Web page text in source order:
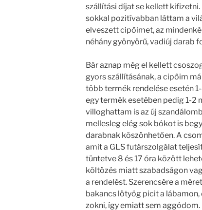
szállítási díjat se kellett
sokkal pozitívabban láttam a
elveszett cipőimet, az
néhány gyönyörű, vadiúj darab
Bár aznap még el kellett
gyors szállításának, a cipőim
több termék rendelése esetén
egy termék esetében pedig 1-2
villoghattam is az új
mellesleg elég sok bókot is
darabnak köszönhetően. A
amit a GLS futárszolgálat
tüntetve 8 és 17 óra között
költözés miatt szabadságon
a rendelést. Szerencsére a
bakancs lötyög picit a
zokni, így emiatt sem aggódom.